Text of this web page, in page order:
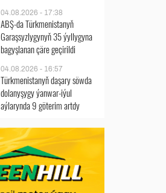
04.08.2026 - 17:38
ABŞ-da Türkmenistanyň
Garaşsyzlygynyň 35 ýyllygyna
bagyşlanan çäre geçirildi
04.08.2026 - 16:57
Türkmenistanyň daşary söwda
dolanyşygy ýanwar-iýul
aýlarynda 9 göterim artdy